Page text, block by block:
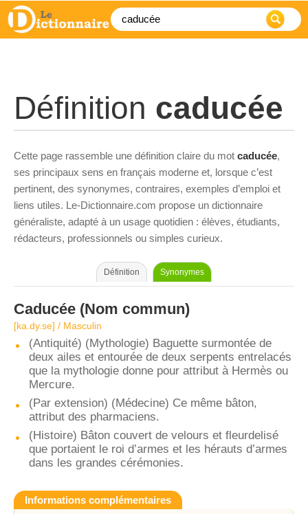
Définition caducée
Cette page rassemble une définition claire du mot caducée,
ses principaux sens en français moderne et, lorsque c’est
pertinent, des synonymes, contraires, exemples d’emploi et
liens utiles. Le-Dictionnaire.com propose un dictionnaire
généraliste, adapté à un usage quotidien : élèves, étudiants,
rédacteurs, professionnels ou simples curieux.
Définition Synonymes
Caducée (Nom commun)
[ka.dy.se] / Masculin
(Antiquité) (Mythologie) Baguette surmontée de
deux ailes et entourée de deux serpents entrelacés
que la mythologie donne pour attribut à Hermès ou
Mercure.
(Par extension) (Médecine) Ce même bâton,
attribut des pharmaciens.
(Histoire) Bâton couvert de velours et fleurdelisé
que portaient le roi d’armes et les hérauts d’armes
dans les grandes cérémonies.
Informations complémentaires